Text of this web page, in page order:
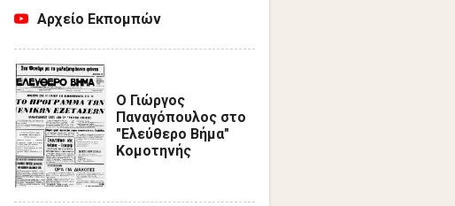
Αρχείο Εκπομπών
Ο Γιώργος
Παναγόπουλος στο
"Ελεύθερο Βήμα"
Κομοτηνής